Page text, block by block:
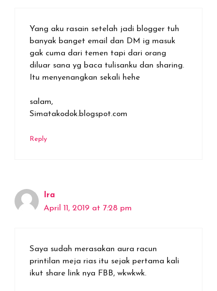
Yang aku rasain setelah jadi blogger tuh
banyak banget email dan DM ig masuk
gak cuma dari temen tapi dari orang
diluar sana yg baca tulisanku dan sharing.
Itu menyenangkan sekali hehe
salam,
Simatakodok.blogspot.com
Reply
Ira
April 11, 2019 at 7:28 pm
Saya sudah merasakan aura racun
printilan meja rias itu sejak pertama kali
ikut share link nya FBB, wkwkwk.